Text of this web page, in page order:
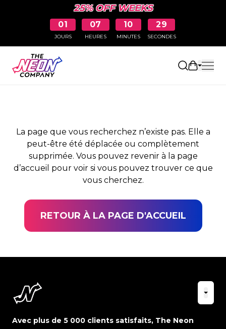
25% OFF WEEKS
01
JOURS
07
HEURES
10
MINUTES
29
SECONDES
Ouvrir le
PAGE NON TROUVÉE
La page que vous recherchez n’existe pas. Elle a
peut-être été déplacée ou complètement
supprimée. Vous pouvez revenir à la page
d’accueil pour voir si vous pouvez trouver ce que
vous cherchez.
RETOUR À LA PAGE D'ACCUEIL
Avec plus de 5 000 clients satisfaits, The Neon